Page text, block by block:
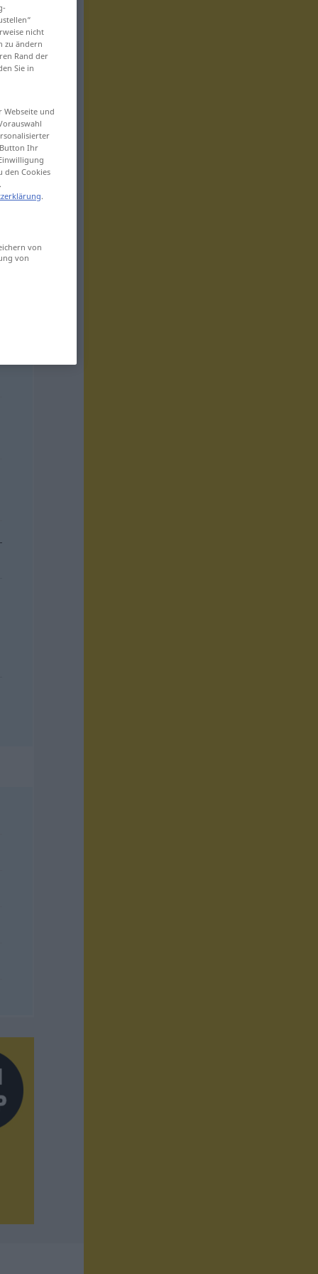
nicht
zu ändern
Rand der
Sie in
und
Ihr
den Cookies
.
von
von